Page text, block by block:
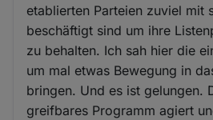
etablierten Parteien zuviel mit
beschäftigt sind um ihre
zu behalten. Ich sah hier die
um mal etwas Bewegung in
bringen. Und es ist gelungen.
greifbares Programm agiert